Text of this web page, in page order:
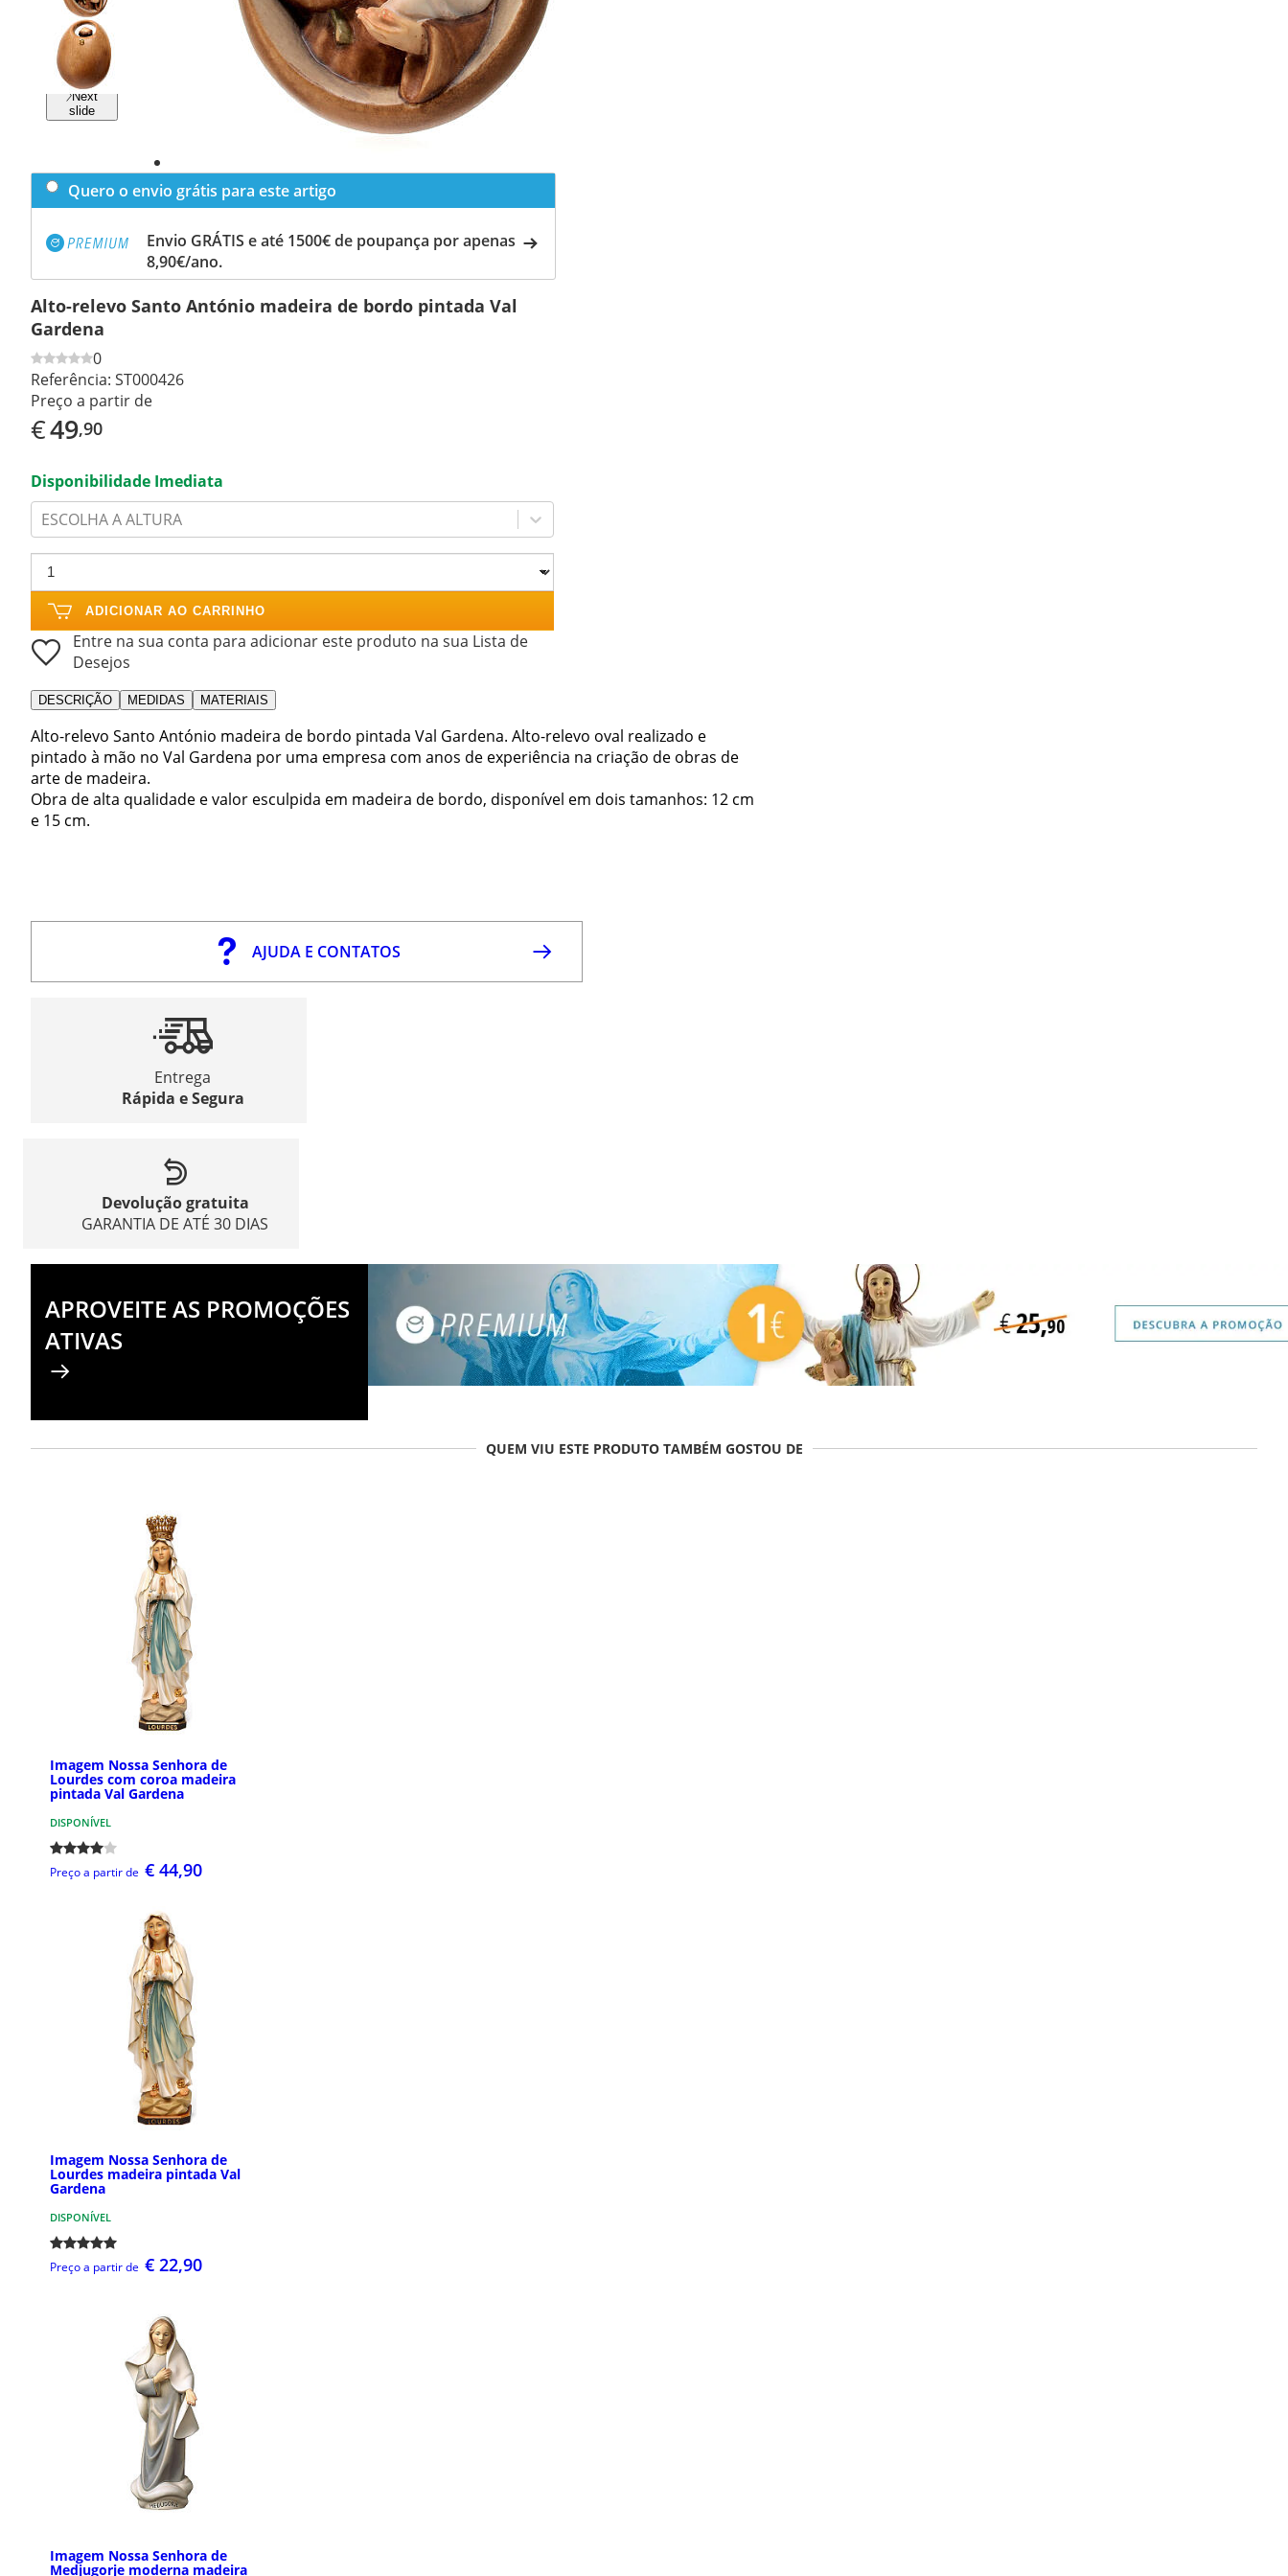
Previous
slide
Next
slide
Quero o envio grátis para este artigo
Envio GRÁTIS e até 1500€ de poupança por apenas
8,90€/ano.
Alto-relevo Santo António madeira de bordo pintada Val
Gardena
0
Referência: ST000426
Preço a partir de
€49,90
Disponibilidade Imediata
ESCOLHA A ALTURA
ADICIONAR AO CARRINHO
Entre na sua conta para adicionar este produto na sua Lista de
Desejos
DESCRIÇÃO MEDIDAS MATERIAIS
Alto-relevo Santo António madeira de bordo pintada Val Gardena. Alto-relevo oval realizado e
pintado à mão no Val Gardena por uma empresa com anos de experiência na criação de obras de
arte de madeira.
Obra de alta qualidade e valor esculpida em madeira de bordo, disponível em dois tamanhos: 12 cm
e 15 cm.
AJUDA E CONTATOS
Entrega
Rápida e Segura
Devolução gratuita
GARANTIA DE ATÉ 30 DIAS
APROVEITE AS PROMOÇÕES
ATIVAS
QUEM VIU ESTE PRODUTO TAMBÉM GOSTOU DE
Imagem Nossa Senhora de
Lourdes com coroa madeira
pintada Val Gardena
DISPONÍVEL
Preço a partir de € 44,90
Imagem Nossa Senhora de
Lourdes madeira pintada Val
Gardena
DISPONÍVEL
Preço a partir de € 22,90
Imagem Nossa Senhora de
Medjugorje moderna madeira